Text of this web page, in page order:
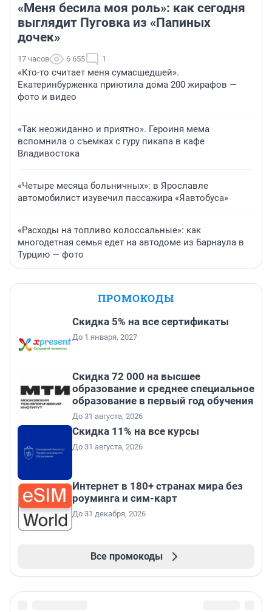
«Меня бесила моя роль»: как сегодня
выглядит Пуговка из «Папиных
дочек»
17 часов 6 655 1
«Кто-то считает меня сумасшедшей».
Екатеринбурженка приютила дома 200 жирафов —
фото и видео
«Так неожиданно и приятно». Героиня мема
вспомнила о съемках с гуру пикапа в кафе
Владивостока
«Четыре месяца больничных»: в Ярославле
автомобилист изувечил пассажира «Яавтобуса»
«Расходы на топливо колоссальные»: как
многодетная семья едет на автодоме из Барнаула в
Турцию — фото
ПРОМОКОДЫ
Скидка 5% на все сертификаты
До 1 января, 2027
Скидка 72 000 на высшее
образование и среднее специальное
образование в первый год обучения
До 31 августа, 2026
Скидка 11% на все курсы
До 31 августа, 2026
Интернет в 180+ странах мира без
роуминга и сим-карт
До 31 декабря, 2026
Все промокоды